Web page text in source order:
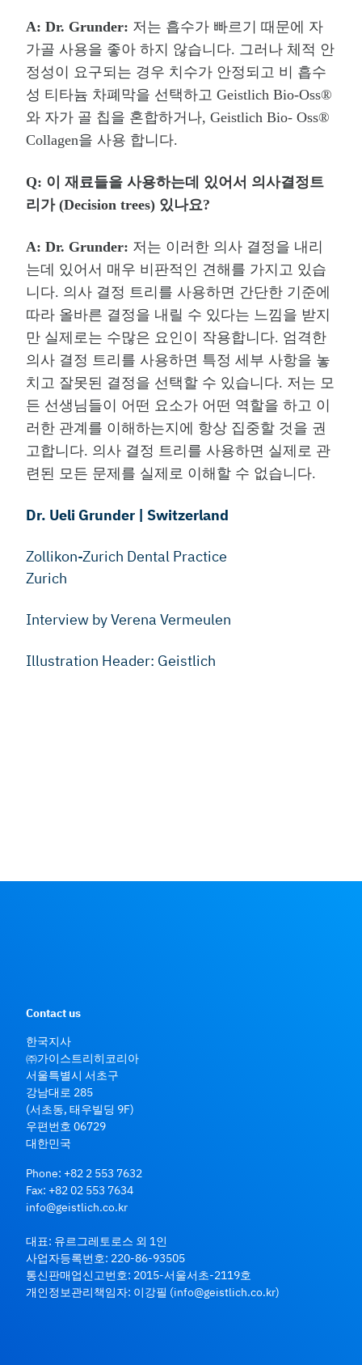
A: Dr. Grunder: 저는 흡수가 빠르기 때문에 자
가골 사용을 좋아 하지 않습니다. 그러나 체적 안
정성이 요구되는 경우 치수가 안정되고 비 흡수
성 티타늄 차폐막을 선택하고 Geistlich Bio-Oss®
와 자가 골 칩을 혼합하거나, Geistlich Bio- Oss®
Collagen을 사용 합니다.
Q: 이 재료들을 사용하는데 있어서 의사결정트
리가(Decision trees) 있나요?
A: Dr. Grunder: 저는 이러한 의사 결정을 내리
는데 있어서 매우 비판적인 견해를 가지고 있습
니다. 의사 결정 트리를 사용하면 간단한 기준에
따라 올바른 결정을 내릴 수 있다는 느낌을 받지
만 실제로는 수많은 요인이 작용합니다. 엄격한
의사 결정 트리를 사용하면 특정 세부 사항을 놓
치고 잘못된 결정을 선택할 수 있습니다. 저는 모
든 선생님들이 어떤 요소가 어떤 역할을 하고 이
러한 관계를 이해하는지에 항상 집중할 것을 권
고합니다. 의사 결정 트리를 사용하면 실제로 관
련된 모든 문제를 실제로 이해할 수 없습니다.
Dr. Ueli Grunder | Switzerland
Zollikon-Zurich Dental Practice
Zurich
Interview by Verena Vermeulen
Illustration Header: Geistlich
Contact us
한국지사
㈜가이스트리히코리아
서울특별시 서초구
강남대로 285
(서초동, 태우빌딩 9F)
우편번호 06729
대한민국
Phone: +82 2 553 7632
Fax: +82 02 553 7634
info@geistlich.co.kr
대표: 유르그레토로스 외 1인
사업자등록번호: 220-86-93505
통신판매업신고번호: 2015-서울서초-2119호
개인정보관리책임자: 이강필 (info@geistlich.co.kr)